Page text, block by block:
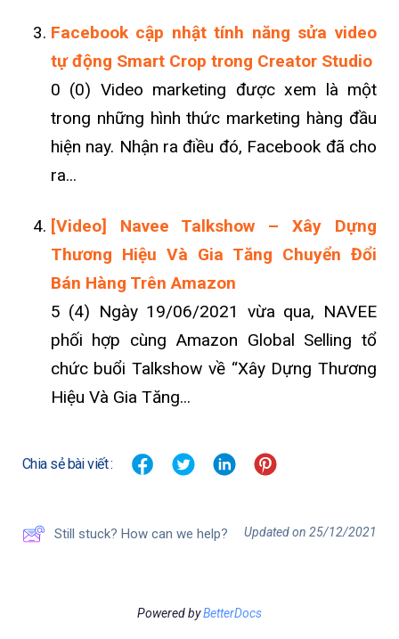
Facebook cập nhật tính năng sửa video
tự động Smart Crop trong Creator Studio
0 (0) Video marketing được xem là một
trong những hình thức marketing hàng đầu
hiện nay. Nhận ra điều đó, Facebook đã cho
ra...
[Video] Navee Talkshow – Xây Dựng
Thương Hiệu Và Gia Tăng Chuyển Đổi
Bán Hàng Trên Amazon
5 (4) Ngày 19/06/2021 vừa qua, NAVEE
phối hợp cùng Amazon Global Selling tổ
chức buổi Talkshow về “Xây Dựng Thương
Hiệu Và Gia Tăng...
Chia sẻ bài viết :
Still stuck? How can we help? Updated on 25/12/2021
Powered byBetterDocs